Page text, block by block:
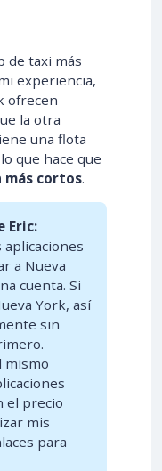
de taxi más
experiencia,
ofrecen
la otra
una flota
que hace que
más cortos.
Eric:
aplicaciones
a Nueva
cuenta. Si
York, así
sin
mismo
el precio
mis
para